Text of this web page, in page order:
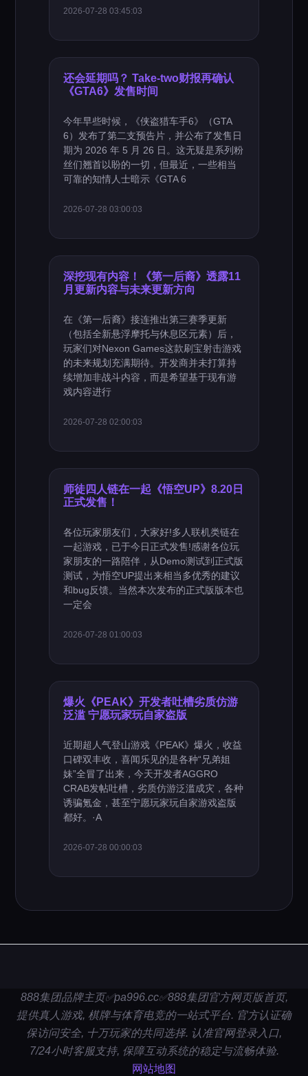
2026-07-28 03:45:03
还会延期吗？ Take-two财报再确认
《GTA6》发售时间
今年早些时候，《侠盗猎车手6》（GTA
6）发布了第二支预告片，并公布了发售日
期为 2026 年 5 月 26 日。这无疑是系列粉
丝们翘首以盼的一切，但最近，一些相当
可靠的知情人士暗示《GTA 6
2026-07-28 03:00:03
深挖现有内容！《第一后裔》透露11
月更新内容与未来更新方向
在《第一后裔》接连推出第三赛季更新
（包括全新悬浮摩托与休息区元素）后，
玩家们对Nexon Games这款刷宝射击游戏
的未来规划充满期待。开发商并未打算持
续增加非战斗内容，而是希望基于现有游
戏内容进行
2026-07-28 02:00:03
师徒四人链在一起《悟空UP》8.20日
正式发售！
各位玩家朋友们，大家好!多人联机类链在
一起游戏，已于今日正式发售!感谢各位玩
家朋友的一路陪伴，从Demo测试到正式版
测试，为悟空UP提出来相当多优秀的建议
和bug反馈。当然本次发布的正式版版本也
一定会
2026-07-28 01:00:03
爆火《PEAK》开发者吐槽劣质仿游
泛滥 宁愿玩家玩自家盗版
近期超人气登山游戏《PEAK》爆火，收益
口碑双丰收，喜闻乐见的是各种“兄弟姐
妹”全冒了出来，今天开发者AGGRO
CRAB发帖吐槽，劣质仿游泛滥成灾，各种
诱骗氪金，甚至宁愿玩家玩自家游戏盗版
都好。·A
2026-07-28 00:00:03
888集团品牌主页✅pa996.cc✅888集团官方网页版首页,
提供真人游戏, 棋牌与体育电竞的一站式平台. 官方认证确
保访问安全, 十万玩家的共同选择. 认准官网登录入口,
7/24小时客服支持, 保障互动系统的稳定与流畅体验.
网站地图